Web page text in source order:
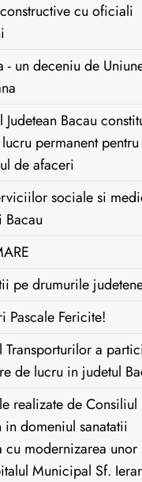
cu oficiali
- un deceniu de
Bacau
permanent
de afaceri
sociale si
Bacau
pe drumurile
Pascale Fericite!
Transporturilor a
de lucru in judetul
realizate de Consiliul
in domeniul sanatatii
cu modernizarea unor
Municipal Sf.